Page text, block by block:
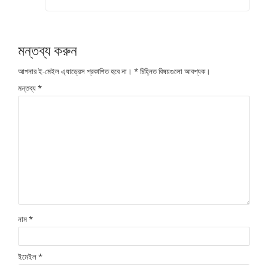
মন্তব্য করুন
আপনার ই-মেইল এ্যাড্রেস প্রকাশিত হবে না। *চিহ্নিত বিষয়গুলো আবশ্যক।
মন্তব্য*
নাম*
ইমেইল*